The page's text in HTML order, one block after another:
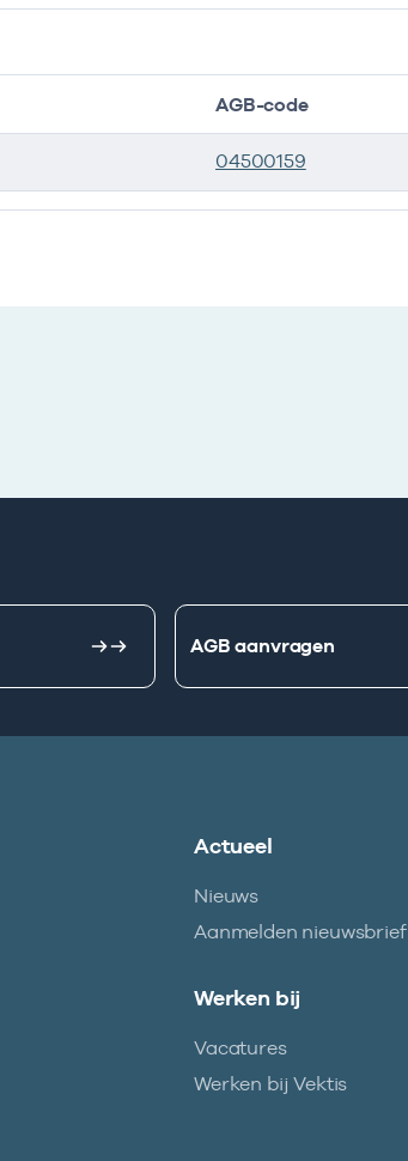
AGB-code
04500159
AGB aanvragen
Actueel
Nieuws
Aanmelden nieuwsbrief
Werken bij
Vacatures
Werken bij Vektis